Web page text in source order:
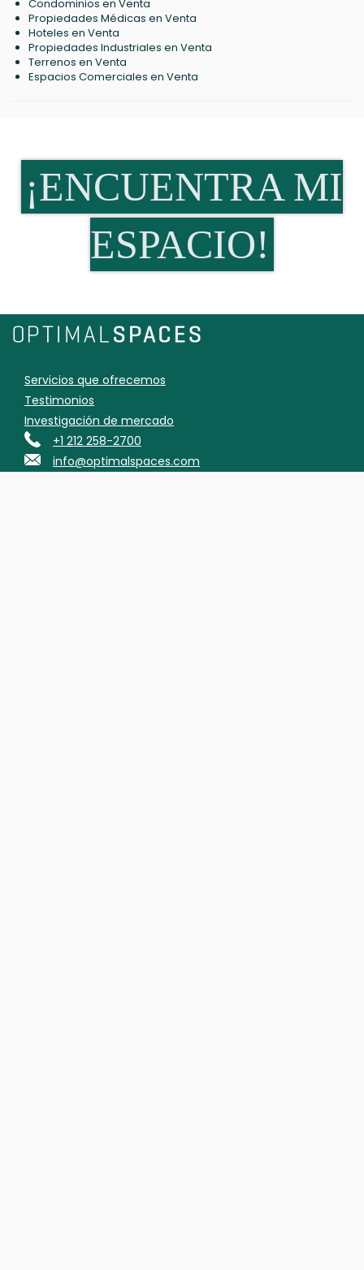
Condominios en Venta
Propiedades Médicas en Venta
Hoteles en Venta
Propiedades Industriales en Venta
Terrenos en Venta
Espacios Comerciales en Venta
¡ENCUENTRA MI
ESPACIO!
Servicios que ofrecemos
Testimonios
Investigación de mercado
+1 212 258-2700
info@optimalspaces.com